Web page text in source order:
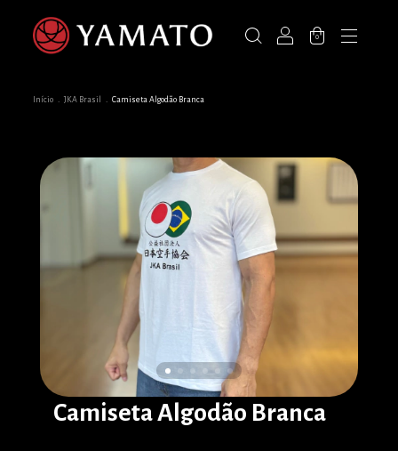
0
Início . JKA Brasil . Camiseta Algodão Branca
Camiseta Algodão Branca